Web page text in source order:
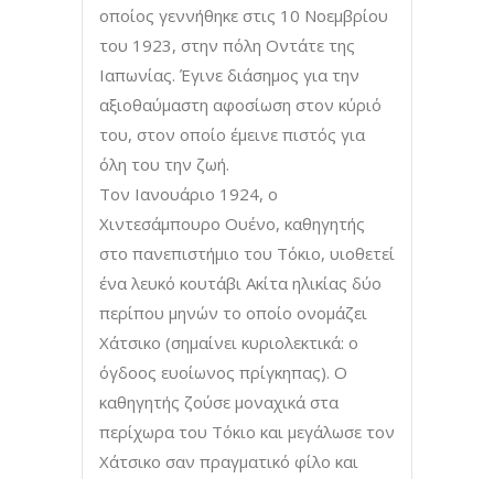
οποίος γεννήθηκε στις 10 Νοεμβρίου
του 1923, στην πόλη Οντάτε της
Ιαπωνίας. Έγινε διάσημος για την
αξιοθαύμαστη αφοσίωση στον κύριό
του, στον οποίο έμεινε πιστός για
όλη του την ζωή.
Τον Ιανουάριο 1924, ο
Χιντεσάμπουρο Ουένο, καθηγητής
στο πανεπιστήμιο του Τόκιο, υιοθετεί
ένα λευκό κουτάβι Ακίτα ηλικίας δύο
περίπου μηνών το οποίο ονομάζει
Χάτσικο (σημαίνει κυριολεκτικά: ο
όγδοος ευοίωνος πρίγκηπας). Ο
καθηγητής ζούσε μοναχικά στα
περίχωρα του Τόκιο και μεγάλωσε τον
Χάτσικο σαν πραγματικό φίλο και